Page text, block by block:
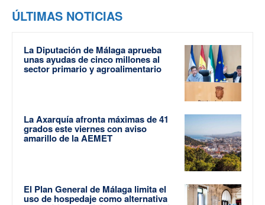
ÚLTIMAS NOTICIAS
La Diputación de Málaga aprueba
unas ayudas de cinco millones al
sector primario y agroalimentario
La Axarquía afronta máximas de 41
grados este viernes con aviso
amarillo de la AEMET
El Plan General de Málaga limita el
uso de hospedaje como alternativa